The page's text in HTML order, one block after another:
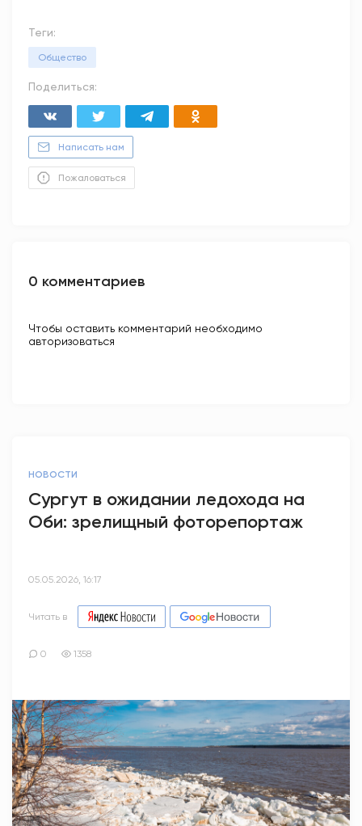
Теги:
Общество
Поделиться:
Написать нам
Пожаловаться
0 комментариев
Чтобы оставить комментарий необходимо
авторизоваться
НОВОСТИ
Сургут в ожидании ледохода на
Оби: зрелищный фоторепортаж
05.05.2026, 16:17
Читать в
0 1358